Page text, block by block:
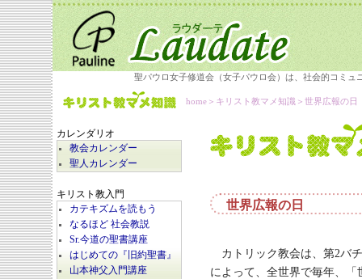
聖パウロ女子修道会（女子パウロ会）は、社会的コミ
カレンダリオ
教会カレンダー
聖人カレンダー
キリスト教入門
カテキズムを読もう
なるほど 社会教説
Sr.今道の聖書講座
はじめての『旧約聖書』
山本神父入門講座
home ＞ キリスト教マメ知識 ＞世界広報の日
世界広報の日
カトリック教会は、第2バ
によって、全世界で毎年、